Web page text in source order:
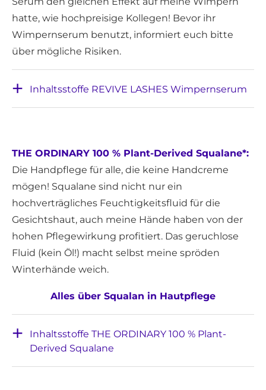
hatte, wie hochpreisige Kollegen! Bevor ihr
Wimpernserum benutzt, informiert euch bitte
über mögliche Risiken.
Inhaltsstoffe REVIVE LASHES Wimpernserum
THE ORDINARY 100 % Plant-Derived Squalane*:
Die Handpflege für alle, die keine Handcreme
mögen! Squalane sind nicht nur ein
hochverträgliches Feuchtigkeitsfluid für die
Gesichtshaut, auch meine Hände haben von der
hohen Pflegewirkung profitiert. Das geruchlose
Fluid (kein Öl!) macht selbst meine spröden
Winterhände weich.
Alles über Squalan in Hautpflege
Inhaltsstoffe THE ORDINARY 100 % Plant-
Derived Squalane